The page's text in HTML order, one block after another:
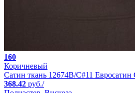
160
Коричневый
Сатин ткань 12674B/C#11
368.42 руб./